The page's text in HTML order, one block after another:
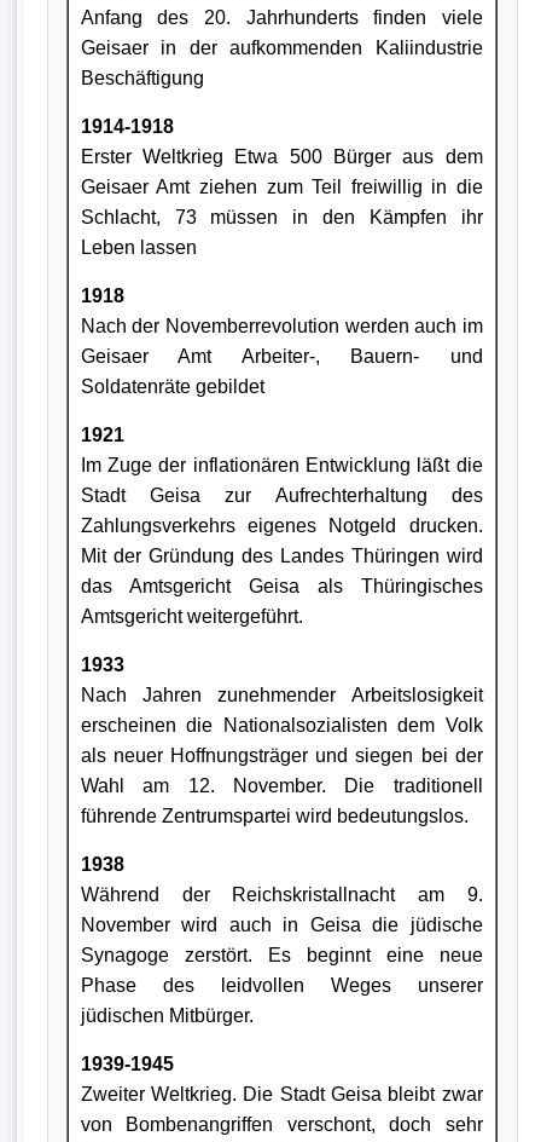
Anfang des 20. Jahrhunderts finden viele
Geisaer in der aufkommenden Kaliindustrie
Beschäftigung
1914-1918
Erster Weltkrieg Etwa 500 Bürger aus dem
Geisaer Amt ziehen zum Teil freiwillig in die
Schlacht, 73 müssen in den Kämpfen ihr
Leben lassen
1918
Nach der Novemberrevolution werden auch im
Geisaer Amt Arbeiter-, Bauern- und
Soldatenräte gebildet
1921
Im Zuge der inflationären Entwicklung läßt die
Stadt Geisa zur Aufrechterhaltung des
Zahlungsverkehrs eigenes Notgeld drucken.
Mit der Gründung des Landes Thüringen wird
das Amtsgericht Geisa als Thüringisches
Amtsgericht weitergeführt.
1933
Nach Jahren zunehmender Arbeitslosigkeit
erscheinen die Nationalsozialisten dem Volk
als neuer Hoffnungsträger und siegen bei der
Wahl am 12. November. Die traditionell
führende Zentrumspartei wird bedeutungslos.
1938
Während der Reichskristallnacht am 9.
November wird auch in Geisa die jüdische
Synagoge zerstört. Es beginnt eine neue
Phase des leidvollen Weges unserer
jüdischen Mitbürger.
1939-1945
Zweiter Weltkrieg. Die Stadt Geisa bleibt zwar
von Bombenangriffen verschont, doch sehr